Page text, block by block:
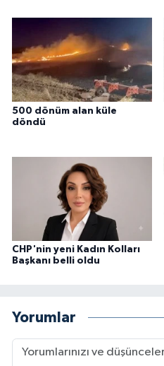
500 dönüm alan küle
döndü
CHP'nin yeni Kadın Kolları
Başkanı belli oldu
Yorumlar